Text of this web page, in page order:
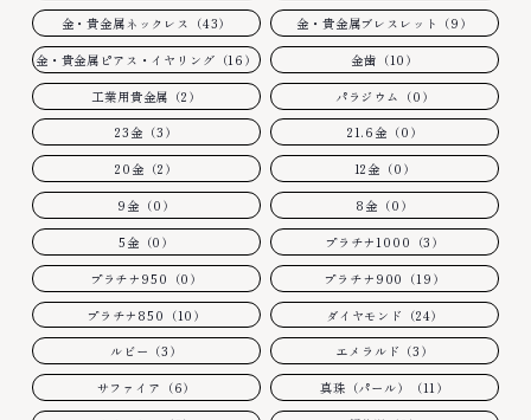
金・貴金属ネックレス（43） 金・貴金属ブレスレット（9）
金・貴金属ピアス・イヤリング（16） 金歯（10）
工業用貴金属（2） パラジウム（0）
23金（3） 21.6金（0）
20金（2） 12金（0）
9金（0） 8金（0）
5金（0） プラチナ1000（3）
プラチナ950（0） プラチナ900（19）
プラチナ850（10） ダイヤモンド（24）
ルビー（3） エメラルド（3）
サファイア（6） 真珠（パール）（11）